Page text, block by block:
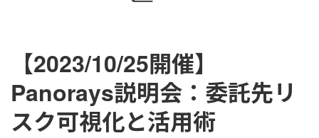
【2023/10/25開催】
Panorays説明会：委託先リ
スク可視化と活用術